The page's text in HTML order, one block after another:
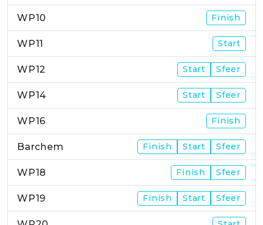
WP10 Finish
WP11 Start
WP12 Start Sfeer
WP14 Start Sfeer
WP16 Finish
Barchem Finish Start Sfeer
WP18 Finish Sfeer
WP19 Finish Start Sfeer